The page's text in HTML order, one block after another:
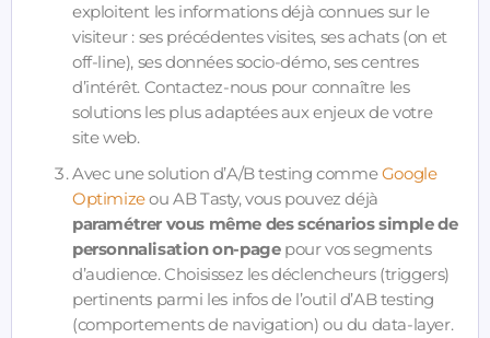
exploitent les informations déjà connues sur le
visiteur : ses précédentes visites, ses achats (on et
off-line), ses données socio-démo, ses centres
d’intérêt. Contactez-nous pour connaître les
solutions les plus adaptées aux enjeux de votre
site web.
Avec une solution d’A/B testing commeGoogle
Optimizeou AB Tasty, vous pouvez déjà
paramétrer vous même des scénarios simple de
personnalisation on-pagepour vos segments
d’audience. Choisissez les déclencheurs (triggers)
pertinents parmi les infos de l’outil d’AB testing
(comportements de navigation) ou du data-layer.